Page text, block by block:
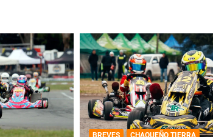
BREVES CHAQUEÑO TIERRA